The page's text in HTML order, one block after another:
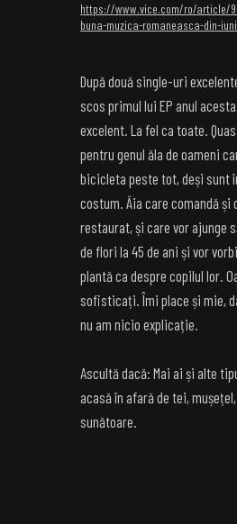
https://www.vice.com/ro/article/
buna-muzica-romaneasca-din-
După două single-uri
scos primul lui EP anul
excelent. La fel ca toate.
pentru genul ăla de oameni
bicicleta peste tot, deși sunt
costum. Ăia care comandă și
restaurat, și care vor ajunge
de flori la 45 de ani și vor
plantă ca despre copilul lor.
sofisticați. Îmi place și mie,
nu am nicio explicație.
Ascultă dacă: Mai ai și alte
acasă în afară de tei,
sunătoare.